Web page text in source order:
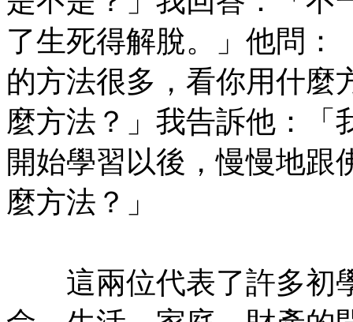
了生死得解脫。」他問：
的方法很多，看你用什麼
麼方法？」我告訴他：「
開始學習以後，慢慢地跟
麼方法？」
這兩位代表了許多初